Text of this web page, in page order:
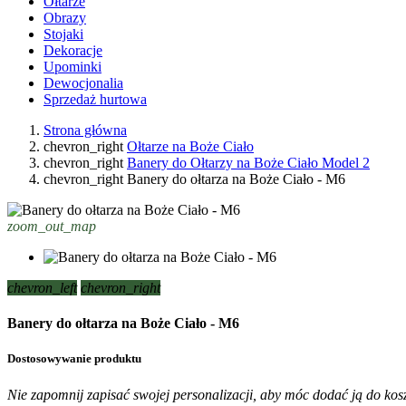
Obrazy
Stojaki
Dekoracje
Upominki
Dewocjonalia
Sprzedaż hurtowa
Strona główna
chevron_right Ołtarze na Boże Ciało
chevron_right Banery do Ołtarzy na Boże Ciało Model 2
chevron_right Banery do ołtarza na Boże Ciało - M6
zoom_out_map
chevron_left chevron_right
Banery do ołtarza na Boże Ciało - M6
Dostosowywanie produktu
Nie zapomnij zapisać swojej personalizacji, aby móc dodać ją do